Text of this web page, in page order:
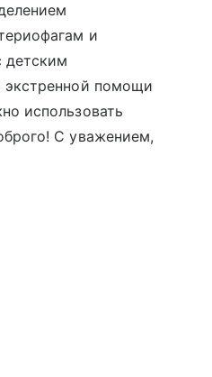
и
детским
экстренной помощи
использовать
С уважением,